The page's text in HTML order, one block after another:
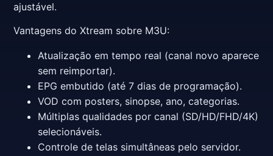
ajustável.
Vantagens do Xtream sobre M3U:
Atualização em tempo real (canal novo aparece
sem reimportar).
EPG embutido (até 7 dias de programação).
VOD com posters, sinopse, ano, categorias.
Múltiplas qualidades por canal (SD/HD/FHD/4K)
selecionáveis.
Controle de telas simultâneas pelo servidor.